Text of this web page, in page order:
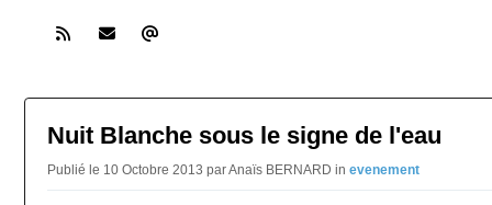
Nuit Blanche sous le signe de l'eau
Publié le 10 Octobre 2013 par Anaïs BERNARD in evenement